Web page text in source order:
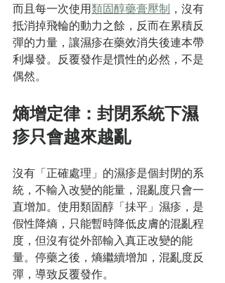
而且每一次使用類固醇藥膏壓制 ，沒有
抵消掉飛輪的動力之餘，反而在累積反
彈的力量，讓濕疹在藥效消失後連本帶
利爆發。反覆發作是慣性的必然，不是
偶然。
熵增定律：封閉系統下濕
疹只會越來越亂
沒有「正確處理」的濕疹是個封閉的系
統，不輸入改變的能量，混亂度只會一
直增加。使用類固醇「抺平」濕疹，是
假性降熵，只能暫時降低皮膚的混亂程
度，但沒有從外部輸入真正改變的能
量。停藥之後，熵繼續增加，混亂度反
彈，導致反覆發作。